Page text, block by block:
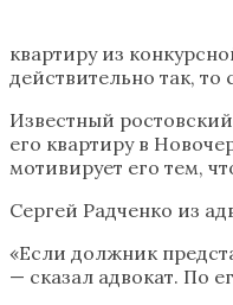
квартиру из
действительно так,
Известный
его квартиру в
мотивирует его тем,
Сергей Радченко из
«Если должник
— сказал адвокат. По